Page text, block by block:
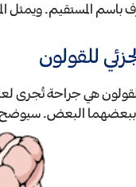
باسم المستقيم.
للقولون
هي جراحة تُجرى
البعض. سيوضح لك